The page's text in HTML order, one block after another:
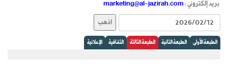
بريد إلكتروني : marketing@al-jazirah.com
الطبعة الأولى الطبعة الثانية الطبعة الثالثة الثقافية الإعلانية